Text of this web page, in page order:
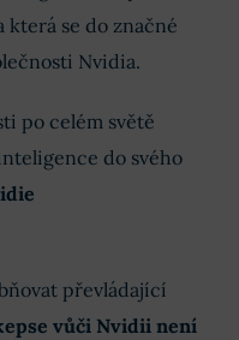
se do značné
Nvidia.
po celém světě
do svého
převládající
vůči Nvidii není